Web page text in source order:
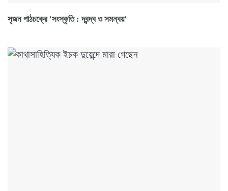
সৃজন পাঠচক্রে 'সংস্কৃতি : দ্বন্দ্ব ও সমন্বয়'